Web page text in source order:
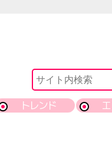
トレンド